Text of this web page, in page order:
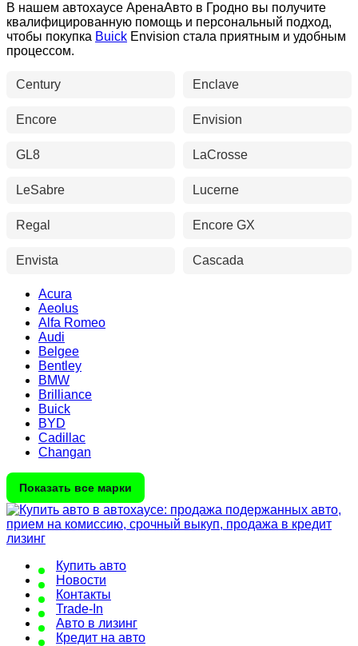
В нашем автохаусе АренаАвто в Гродно вы получите
квалифицированную помощь и персональный подход,
чтобы покупка Buick Envision стала приятным и удобным
процессом.
Century Enclave
Encore Envision
GL8 LaCrosse
LeSabre Lucerne
Regal Encore GX
Envista Cascada
Acura
Aeolus
Alfa Romeo
Audi
Belgee
Bentley
BMW
Brilliance
Buick
BYD
Cadillac
Changan
Показать все марки
Купить авто
Новости
Контакты
Trade-In
Авто в лизинг
Кредит на авто